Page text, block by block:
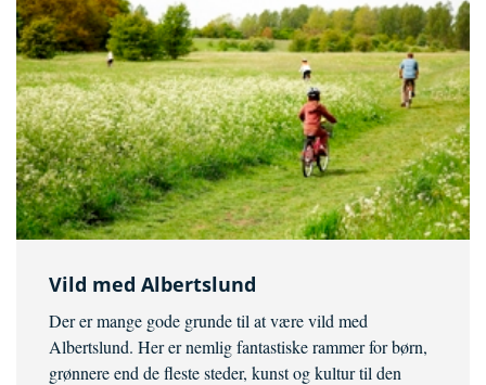
Vild med Albertslund
Der er mange gode grunde til at være vild med
Albertslund. Her er nemlig fantastiske rammer for børn,
grønnere end de fleste steder, kunst og kultur til den